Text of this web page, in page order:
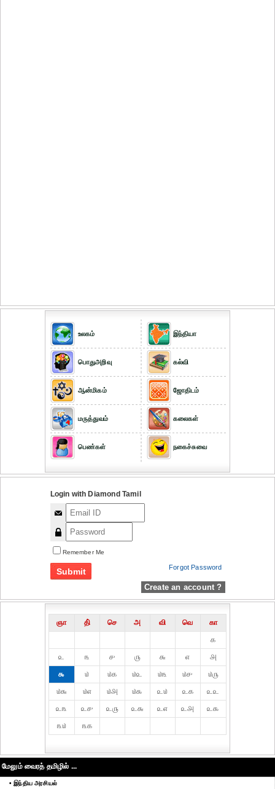
உலகம்
பொதுஅறிவு
ஆன்மிகம்
மருத்துவம்
பெண்கள்
இந்தியா
கல்வி
ஜோதிடம்
கலைகள்
நகைச்சுவை
Login with Diamond Tamil
Remember Me
Forgot Password
Create an account ?
ஞா தி் செ அ வி வெ
கா
௧
௨
௩ ௪ ௫ ௬ ௭
௮
௯
௰ ௰௧ ௰௨ ௰௩ ௰௪
௰௫
௰௬
௰௭ ௰௮ ௰௯ ௨௰ ௨௧
௨௨
௨௩
௨௪ ௨௫ ௨௬ ௨௭ ௨௮
௨௯
௩௰
௩௧
மேலும் வைரத் தமிழில் ...
• இந்திய அரசியல்